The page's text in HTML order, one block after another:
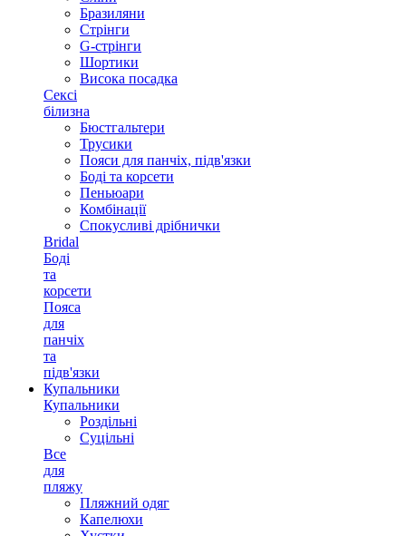
Бразиляни
Стрінги
G-стрінги
Шортики
Висока посадка
Сексі
білизна
Бюстгальтери
Трусики
Пояси для панчіх, підв'язки
Боді та корсети
Пеньюари
Комбінації
Спокусливі дрібнички
Bridal
Боді
та
корсети
Пояса
для
панчіх
та
підв'язки
Купальники
Купальники
Роздільні
Суцільні
Все
для
пляжу
Пляжний одяг
Капелюхи